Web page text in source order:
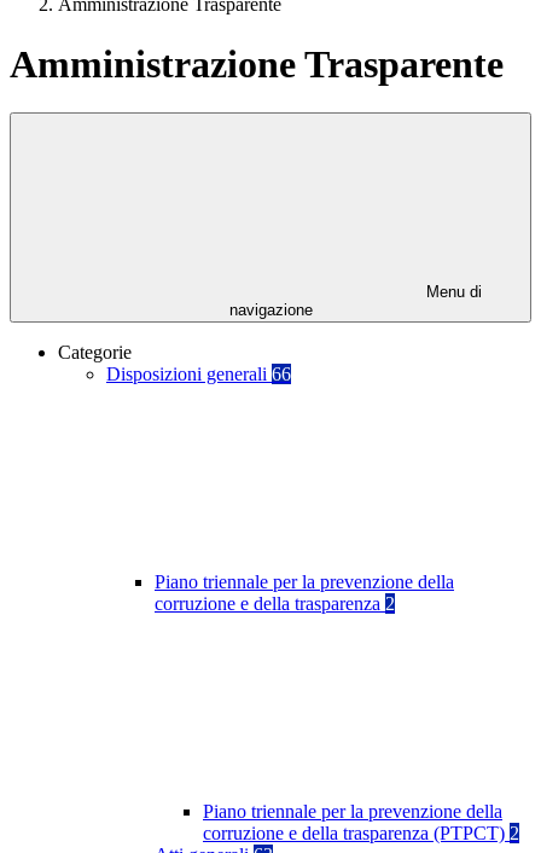
Amministrazione Trasparente
Amministrazione Trasparente
Menu di
navigazione
Categorie
Disposizioni generali 66
Piano triennale per la prevenzione della
corruzione e della trasparenza 2
Piano triennale per la prevenzione della
corruzione e della trasparenza (PTPCT) 2